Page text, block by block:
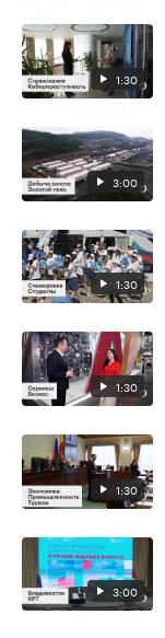
1:30
3:00
1:30
1:30
1:30
3:00